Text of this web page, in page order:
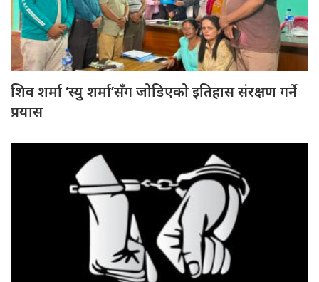
शिव शर्मा ‘स्यु शर्मा’सँग जोडिएको इतिहास संरक्षण गर्ने
प्रयास